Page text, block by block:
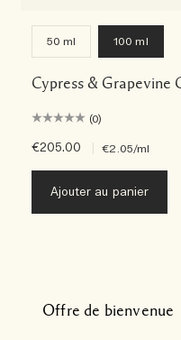
50 ml 100 ml
Cypress & Grapevine
(0)
€205.00 €2.05/ml
Ajouter au panier
Offre de bienvenue